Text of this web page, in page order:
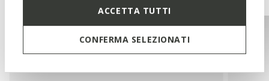
ACCETTA TUTTI
CONFERMA SELEZIONATI